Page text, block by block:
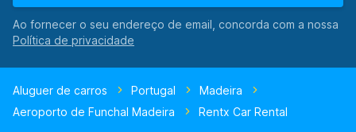
Ao fornecer o seu endereço de email, concorda com a nossa
Aluguer de carros Portugal
Madeira
Aeroporto de Funchal Madeira
Rentx Car Rental